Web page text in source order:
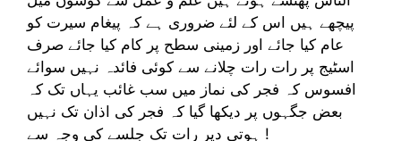
پیچھے ہیں اس کے لئے ضروری ہے کہ پیغام سیرت کو
عام کیا جائے اور زمینی سطح پر کام کیا جائے صرف
اسٹیج پر رات رات چلانے سے کوئی فائدہ نہیں سوائے
افسوس کہ فجر کی نماز میں سب غائب یہاں تک کہ
بعض جگہوں پر دیکھا گیا کہ فجر کی اذان تک نہیں
ہوتی دیر رات تک جلسے کی وجہ سے !